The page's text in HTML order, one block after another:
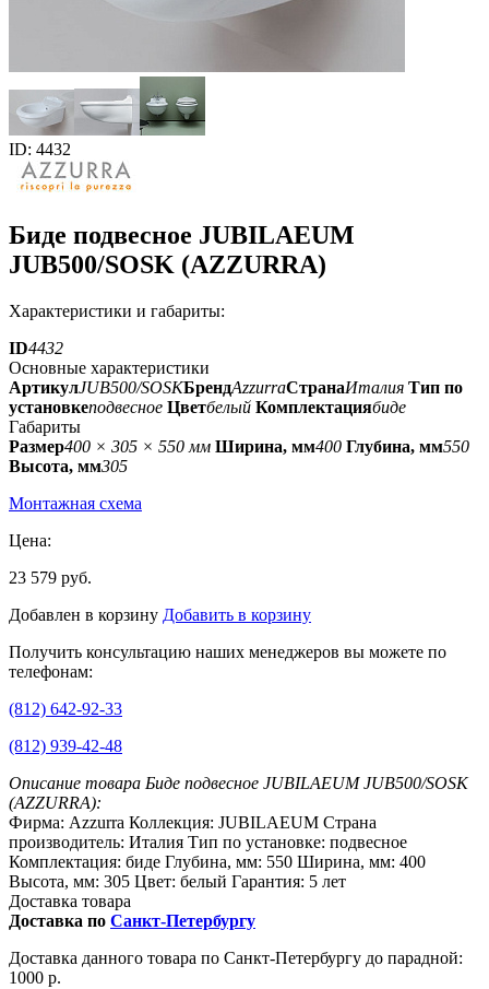
ID: 4432
Биде подвесное JUBILAEUM
JUB500/SOSK (AZZURRA)
Характеристики и габариты:
ID4432
Основные характеристики
АртикулJUB500/SOSKБрендAzzurraСтранаИталия Тип по
установкеподвесное Цветбелый Комплектациябиде
Габариты
Размер400 × 305 × 550 мм Ширина, мм400 Глубина, мм550
Высота, мм305
Монтажная схема
Цена:
23 579 руб.
Добавлен в корзину Добавить в корзину
Получить консультацию наших менеджеров вы можете по
телефонам:
(812) 642-92-33
(812) 939-42-48
Описание товара Биде подвесное JUBILAEUM JUB500/SOSK
(AZZURRA):
Фирма: Azzurra Коллекция: JUBILAEUM Страна
производитель: Италия Тип по установке: подвесное
Комплектация: биде Глубина, мм: 550 Ширина, мм: 400
Высота, мм: 305 Цвет: белый Гарантия: 5 лет
Доставка товара
Доставка по Санкт-Петербургу
Доставка данного товара по Санкт-Петербургу до парадной:
1000 р.